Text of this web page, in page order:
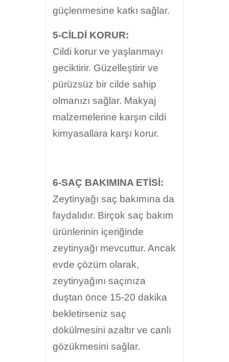
güçlenmesine katkı sağlar.
5-CİLDİ KORUR:
Cildi korur ve yaşlanmayı
geciktirir. Güzelleştirir ve
pürüzsüz bir cilde sahip
olmanızı sağlar. Makyaj
malzemelerine karşın cildi
kimyasallara karşı korur.
6-SAÇ BAKIMINA ETİSİ:
Zeytinyağı saç bakımına da
faydalıdır. Birçok saç bakım
ürünlerinin içeriğinde
zeytinyağı mevcuttur. Ancak
evde çözüm olarak,
zeytinyağını saçınıza
duştan önce 15-20 dakika
bekletirseniz saç
dökülmesini azaltır ve canlı
gözükmesini sağlar.